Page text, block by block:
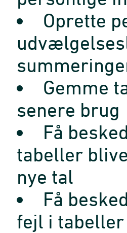
Oprette
Gemme
senere brug
Få
tabeller
nye tal
Få
fejl i